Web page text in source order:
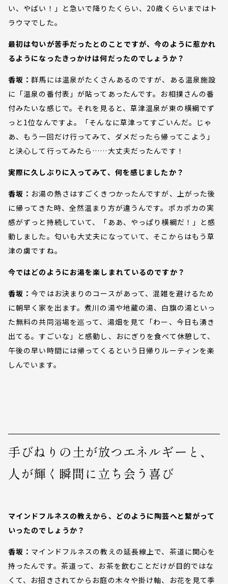
い、やばい！」と急いで降りたくらい、20歳くらいまではト
ラウマでした。
最初は匂いが苦手だったとのことですが、今のように惹かれ
るようになったきっかけは何だったのでしょうか？
香坂：群馬には温泉がたくさんあるのですが、ある温泉施設
に「温泉の番付表」が貼ってあったんです。お相撲さんの番
付みたいな感じで。それを見ると、草津温泉が東の横綱でず
っと1位なんですよ。「そんなに草津ってすごいんだ。じゃ
あ、もう一回だけ行ってみて、ダメだったら帰ってこよう」
と決心して行ってみたら……大丈夫だったんです！
実際に久しぶりに入ってみて、何を感じましたか？
香坂： お湯の熱さはすごくきつかったんですが、上がった後
に帰ってきた時、全然温まり方が違うんです。ポカポカの実
感がずっと持続していて、「ああ、やっぱり横綱だ！」と感
動しました。匂いも大丈夫になっていて、そこからはもう草
津の虜ですね。
今ではどのようにお湯を楽しまれているのですか？
香坂：今ではお決まりのコースがあって、混雑を避けるため
に朝早く家を出ます。煮川の湯や地蔵の湯、白旗の湯といっ
た無料の共同浴場を巡って、湯畑を見て「わー、今日も湧き
出てる。すごいな」と感動し、おにぎりを食べて休憩して、
午後の早い時間には帰ってくるという日帰りルーティンを楽
しんでいます。
手びねりの土が放つエネルギーと、
人が輝く瞬間に立ち会う喜び
マインドフルネスの教えから、どのように陶芸へと繋がって
いったのでしょうか？
香坂： マインドフルネスの教えの延長線上で、茶道に関心を
持ったんです。茶道って、お茶を飲むことだけが目的ではな
くて、お招きされてからお庭の木々や掛け軸、お花を見て季